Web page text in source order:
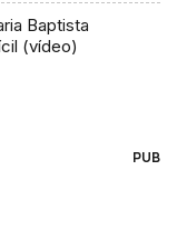
Baptista
(vídeo)
PUB